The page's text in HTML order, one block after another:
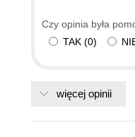
Czy opinia była
TAK (0)
więcej opinii